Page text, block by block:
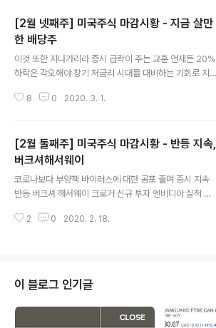
[2월 넷째주] 미국주식 마감시황 - 지금 살만
한 배당주
이것 또한 지나가리라 증시 급락이 주는 교훈 언제든 20%
하락은 각오해야 장기 저금리 시대를 대비하는 기회로 지
하락을 기록하였다. 필자도 미국 주식투자를 5년 넘게 해
게 끼었던 증시도 아니었는데 시장은 보란듯이 우리를 농
락하며 언제든 20% 이상도 하락할 수 있다는 것을 확인시
켜 주었다. 한국과 일본, 이탈리아와 이란을 거쳐 미국본토
까지도 코로나 바이러스의 안정권이 아니라는 점에서 시장
이 단기 발작을 일으키고 있는 것은 충분히 이해할만하다.
그러나 인류는 이보다 더한 어려움도 수없이 이겨내왔다.
8 0 2020. 3. 1.
[2월 둘째주] 미국주식 마감시황 - 반등 지속,
버크셔해서웨이
코로나보다 부양책 바이러스에 대한 공포 줄며 증시 지속
반등 버크셔 해서웨이 크로거 신규 투자 엔비디아 실적 예
번주 미국 주식시장은 지난주에 이어 연속 반등하며 코로
기대감이 더해지며 주식 시장이 강하게 반등한 것이다. 이
러한 흐름은 당분간 이어질 것으로 보인다. 코로나 바이러
스로 인해 사망자가 늘고 민심이 나빠지면서 중국 정부에
서는 경기 부양에 대한 필요성이 커졌기 때문이다. 그러나
2 0 2020. 2. 18.
이 블로그 인기글